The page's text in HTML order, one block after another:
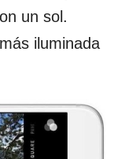
un sol.
iluminada